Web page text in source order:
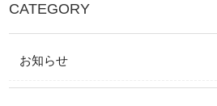
CATEGORY
お知らせ